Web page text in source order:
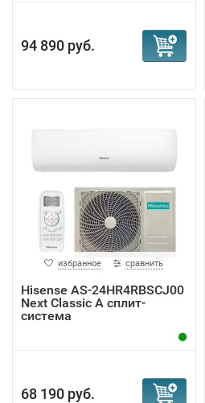
94 890 руб.
избранное сравнить
Hisense AS-24HR4RBSCJ00
Next Classic A сплит-
система
68 190 руб.